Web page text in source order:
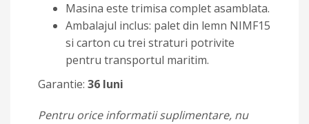
Masina este trimisa complet asamblata.
Ambalajul inclus: palet din lemn NIMF15
si carton cu trei straturi potrivite
pentru transportul maritim.
Garantie: 36 luni
Pentru orice informatii suplimentare, nu